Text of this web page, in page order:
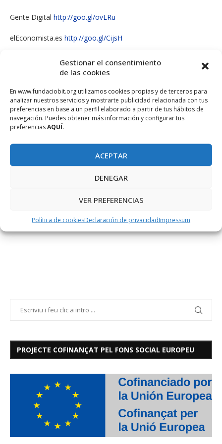
Gestionar el consentimiento
de las cookies
En www.fundaciobit.org utilizamos cookies propias y de terceros para
analizar nuestros servicios y mostrarte publicidad relacionada con tus
preferencias en base a un perfil elaborado a partir de tus hábitos de
navegación. Puedes obtener más información y configurar tus
preferenciasAQUÍ.
ACEPTAR
DENEGAR
VER PREFERENCIAS
Política de cookiesDeclaración de privacidadImpressum
Gente Digital http://goo.gl/ovLRu
elEconomista.es http://goo.gl/CijsH
http://goo.gl/w3gOM
ABC.eshttp://goo.gl/DHoka
El Mundo Balearshttp://goo.gl/yeBAM
Mallorca Confidencialhttp://goo.gl/i98is
Inca Avui
PROJECTE COFINANÇAT PEL FONS SOCIAL EUROPEU